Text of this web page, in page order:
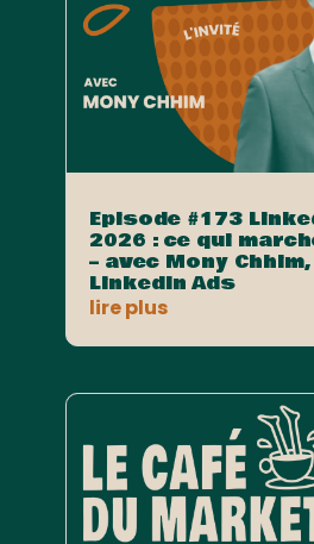
Episode #173
2026 : ce qui
– avec Mony
LinkedIn Ads
lire plus